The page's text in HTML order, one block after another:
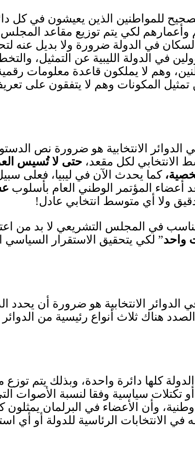
للمواطنين الذين يعيشون في كل
لكي يتم توزيع مقاعد المجلس
في الدولة ضرورة ولا بديل عنه
في الدولة الليبية عن التمثيل،
وهم لا يملكون قاعدة معلومات
المكونات وهم لا يتفقون على
الانتخابية هو ضرورة نص
الانتخابي لكل مقعد، حتى لا تُسيس
كما يحدث الآن في ليبيا، فعلى
أعضاء المؤتمر الوطني العام بأسلوب
ولا أي متوسط انتخابي عادل!
في المجلس التشريعي لا بد من
واحد” لكي يتحقيق الاستقرار السياسي
الانتخابية هو ضرورة أن يحدد
هناك ثلاث أنواع رئيسية من
الدولة كلها دائرة واحدة، وبذلك يتم
تكتلات سياسية وفقا لنسبة الأصوات
وأن الأعضاء في البرلمان يمثلون
في الانتخابات الرئاسية للدولة أو أي